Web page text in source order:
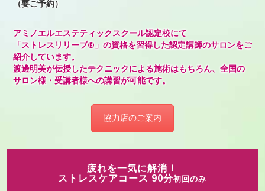
（要ご予約）
アミノエルエステティックスクール認定校にて
「ストレスリリーブ®」の資格を習得した認定講師のサロンをご
紹介しています。
渡邊明美が伝授したテクニックによる施術はもちろん、全国の
サロン様・受講者様への講習が可能です。
協力店のご案内
疲れを一気に解消！
ストレスケアコース 90分初回のみ